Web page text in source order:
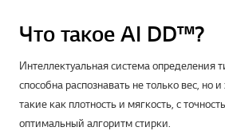
Что такое AI DD™?
Интеллектуальная система определения
способна распознавать не только вес, но
такие как плотность и мягкость, с
оптимальный алгоритм стирки.